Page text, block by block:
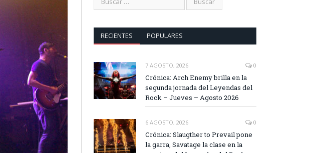
RECIENTES POPULARES
7 AGOSTO, 2026 0
Crónica: Arch Enemy brilla en la
segunda jornada del Leyendas del
Rock – Jueves – Agosto 2026
6 AGOSTO, 2026 0
Crónica: Slaugther to Prevail pone
la garra, Savatage la clase en la